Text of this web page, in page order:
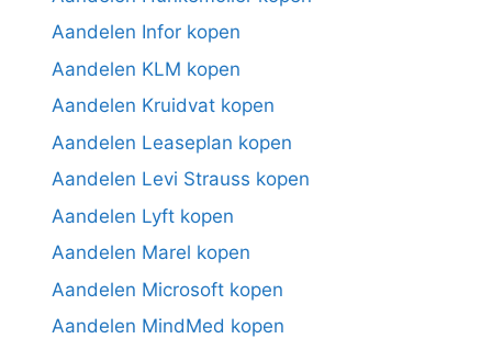
Aandelen Infor kopen
Aandelen KLM kopen
Aandelen Kruidvat kopen
Aandelen Leaseplan kopen
Aandelen Levi Strauss kopen
Aandelen Lyft kopen
Aandelen Marel kopen
Aandelen Microsoft kopen
Aandelen MindMed kopen